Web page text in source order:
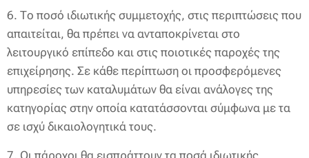
6. Το ποσό ιδιωτικής συμμετοχής, στις περιπτώσεις που
απαιτείται, θα πρέπει να ανταποκρίνεται στο
λειτουργικό επίπεδο και στις ποιοτικές παροχές της
επιχείρησης. Σε κάθε περίπτωση οι προσφερόμενες
υπηρεσίες των καταλυμάτων θα είναι ανάλογες της
κατηγορίας στην οποία κατατάσσονται σύμφωνα με τα
σε ισχύ δικαιολογητικά τους.
7. Οι πάροχοι θα εισπράττουν τα ποσά ιδιωτικής